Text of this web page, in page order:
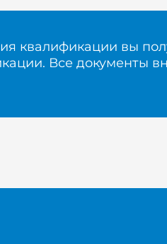
квалификации вы
Все документы